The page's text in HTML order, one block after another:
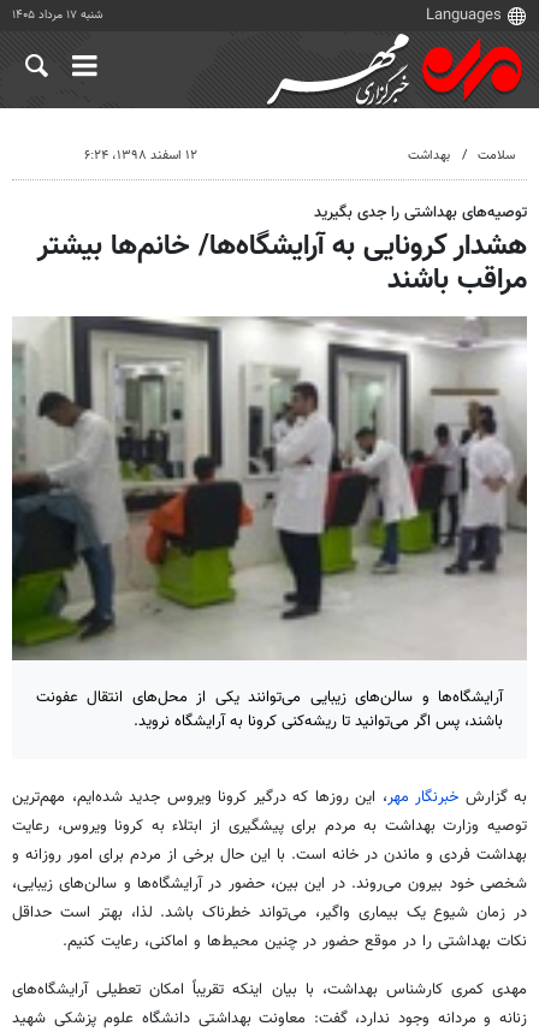
شنبه ۱۷ مرداد ۱۴۰۵
سلامت بهداشت ۱۲ اسفند ۱۳۹۸، ۶:۲۴
توصیه‌های بهداشتی را جدی بگیرید
هشدار کرونایی به آرایشگاه‌ها/ خانم‌ها بیشتر
مراقب باشند
آرایشگاه‌ها و سالن‌های زیبایی می‌توانند یکی از محل‌های انتقال عفونت
باشند، پس اگر می‌توانید تا ریشه‌کنی کرونا به آرایشگاه نروید.
به گزارش خبرنگار مهر، این روزها که درگیر کرونا ویروس جدید شده‌ایم، مهم‌ترین
توصیهوزارت بهداشت به مردم برای پیشگیری از ابتلاءبه کرونا ویروس، رعایت
بهداشت فردی و ماندن در خانه است. با این حال برخی از مردم برای امور روزانه و
شخصی خود بیرون می‌روند. در این بین، حضور در آرایشگاه‌ها و سالن‌های زیبایی،
در زمان شیوعیک بیماری واگیر، می‌تواند خطرناک باشد. لذا، بهتر است حداقل
نکات بهداشتی را در موقع حضور در چنین محیط‌ها و اماکنی، رعایت کنیم.
مهدیکمری کارشناس بهداشت، با بیان اینکه تقریباً امکان تعطیلی آرایشگاه‌های
زنانه و مردانه وجودندارد، گفت: معاونت بهداشتی دانشگاه علوم پزشکی شهید